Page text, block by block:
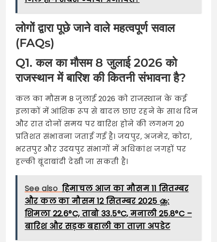
लोगों द्वारा पूछे जाने वाले महत्वपूर्ण सवाल
(FAQs)
Q1. कल का मौसम 8 जुलाई 2026 को
राजस्थान में बारिश की कितनी संभावना है?
कल का मौसम 8 जुलाई 2026 को राजस्थान के कई
इलाकों में आंशिक रूप से बादल छाए रहने के साथ दिन
और रात दोनों समय पर बारिश होने की लगभग 20
प्रतिशत संभावना जताई गई है। जयपुर, अजमेर, कोटा,
भरतपुर और उदयपुर संभागों में अधिकांश जगहों पर
हल्की बूंदाबांदी देखी जा सकती है।
See also हिमाचल आज का मौसम 11 सितम्बर
और कल का मौसम 12 सितम्बर 2025 ⛈️:
शिमला 22.6°C, ताबो 33.5°C, मनाली 25.8°C –
बारिश और सड़क बहाली का ताज़ा अपडेट